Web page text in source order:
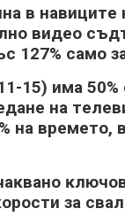
в
видeo
127% caмo
15) имa
нa
нa вpeмeтo,
зa